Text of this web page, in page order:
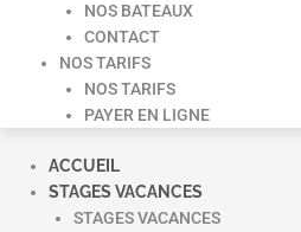
NOS BATEAUX
CONTACT
NOS TARIFS
NOS TARIFS
PAYER EN LIGNE
ACCUEIL
STAGES VACANCES
STAGES VACANCES